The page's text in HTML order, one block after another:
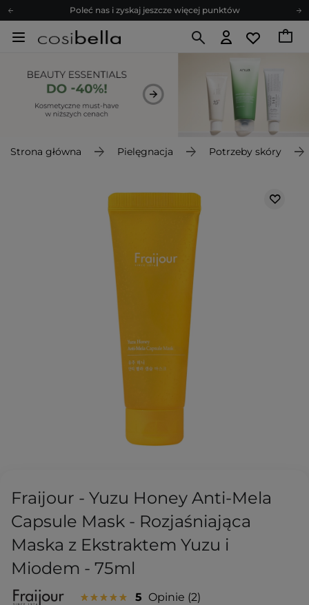
Poleć nas i zyskaj jeszcze więcej punktów
Zapisz się na newsletter pełen porad
Z nami to możliwe! Realizacja zamówienia do 24h.
Poleć nas i zyskaj jeszcze więcej punktów
Zapisz się na newsletter pełen porad
Strona główna Pielęgnacja Potrzeby skóry
Fraijour - Yuzu Honey Anti-Mela
Capsule Mask - Rozjaśniająca
Maska z Ekstraktem Yuzu i
Miodem - 75ml
5 Opinie 2